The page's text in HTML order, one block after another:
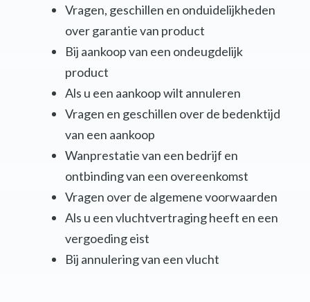
Vragen, geschillen en onduidelijkheden
over garantie van product
Bij aankoop van een ondeugdelijk
product
Als u een aankoop wilt annuleren
Vragen en geschillen over de bedenktijd
van een aankoop
Wanprestatie van een bedrijf en
ontbinding van een overeenkomst
Vragen over de algemene voorwaarden
Als u een vluchtvertraging heeft en een
vergoeding eist
Bij annulering van een vlucht